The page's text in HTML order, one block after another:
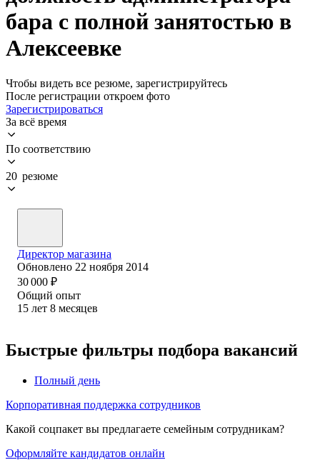
бара с полной занятостью в
Алексеевке
Чтобы видеть все резюме, зарегистрируйтесь
После регистрации откроем фото
Зарегистрироваться
За всё время
По соответствию
20 резюме
Директор магазина
Обновлено 22 ноября 2014
30 000 ₽
Общий опыт
15 лет 8 месяцев
Быстрые фильтры подбора вакансий
Полный день
Корпоративная поддержка сотрудников
Какой соцпакет вы предлагаете семейным сотрудникам?
Оформляйте кандидатов онлайн